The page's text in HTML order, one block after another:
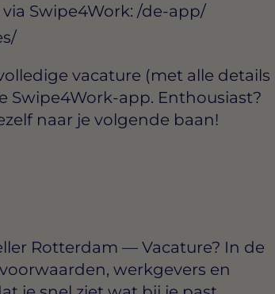
Swipe4Work: /de-app/
vacature (met alle details
Swipe4Work‑app. Enthousiast?
naar je volgende baan!
Rotterdam — Vacature? In de
werkgevers en